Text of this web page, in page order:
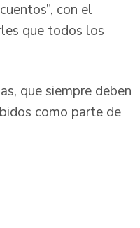
con el
que todos los
que siempre deben
como parte de